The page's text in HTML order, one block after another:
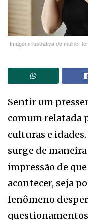
Imagem ilustrativa de mulher
Sentir um
comum relatada
culturas e idades.
surge de
impressão de
acontecer, seja
fenômeno